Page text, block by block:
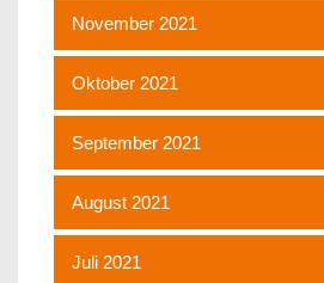
November 2021
Oktober 2021
September 2021
August 2021
Juli 2021